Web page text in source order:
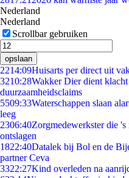
Nederland
Nederland
Scrollbar gebruiken
opslaan
2214:09Huisarts per direct uit
3210:28Wakker Dier dient
duurzaamheidsclaims
5509:33Waterschappen slaan
leeg
2306:40Zorgmedewerkster die
ontslagen
1822:40Datalek bij Bol en de
partner Ceva
3322:27Kind overleden na